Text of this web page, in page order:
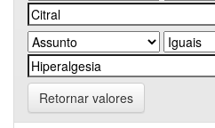
Retornar valores